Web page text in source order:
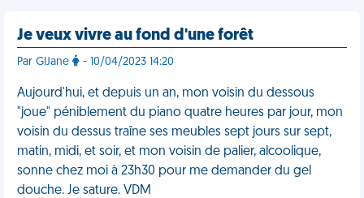
Je veux vivre au fond d'une forêt
Par GIJane - 10/04/2023 14:20
Aujourd'hui, et depuis un an, mon voisin du dessous
"joue" péniblement du piano quatre heures par jour, mon
voisin du dessus traîne ses meubles sept jours sur sept,
matin, midi, et soir, et mon voisin de palier, alcoolique,
sonne chez moi à 23h30 pour me demander du gel
douche. Je sature. VDM